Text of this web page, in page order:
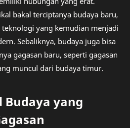
bakal terciptanya budaya baru,
yang kemudian menjadi
Sebaliknya, budaya juga bisa
gagasan baru, seperti gagasan
muncul dari budaya timur.
Budaya yang